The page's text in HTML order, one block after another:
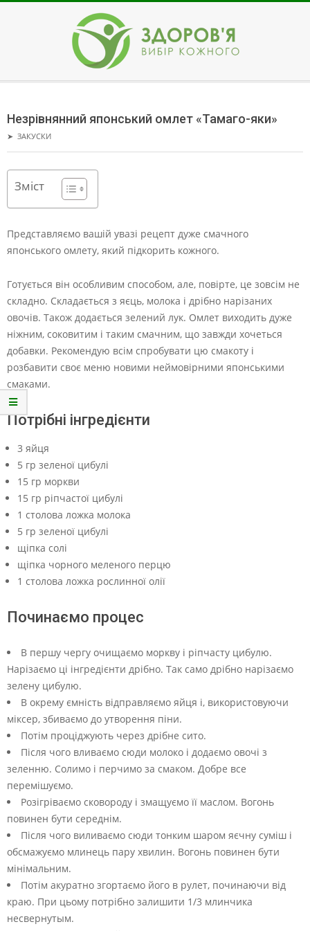
ЗДОРОВ'Я
Menu
Незрівнянний японський омлет «Тамаго-яки»
➤ ЗАКУСКИ
Зміст
Представляємо вашій увазі рецепт дуже смачного
японського омлету, який підкорить кожного.
Готується він особливим способом, але, повірте, це зовсім не
складно. Складається з яєць, молока і дрібно нарізаних
овочів. Також додається зелений лук. Омлет виходить дуже
ніжним, соковитим і таким смачним, що завжди хочеться
добавки. Рекомендую всім спробувати цю смакоту і
розбавити своє меню новими неймовірними японськими
смаками.
Потрібні інгредієнти
3 яйця
5 гр зеленої цибулі
15 гр моркви
15 гр ріпчастої цибулі
1 столова ложка молока
5 гр зеленої цибулі
щіпка солі
щіпка чорного меленого перцю
1 столова ложка рослинної олії
Починаємо процес
В першу чергу очищаємо моркву і ріпчасту цибулю.
Нарізаємо ці інгредієнти дрібно. Так само дрібно нарізаємо
зелену цибулю.
В окрему ємність відправляємо яйця і, використовуючи
міксер, збиваємо до утворення піни.
Потім проціджують через дрібне сито.
Після чого вливаємо сюди молоко і додаємо овочі з
зеленню. Солимо і перчимо за смаком. Добре все
перемішуємо.
Розігріваємо сковороду і змащуємо її маслом. Вогонь
повинен бути середнім.
Після чого виливаємо сюди тонким шаром яєчну суміш і
обсмажуємо млинець пару хвилин. Вогонь повинен бути
мінімальним.
Потім акуратно згортаємо його в рулет, починаючи від
краю. При цьому потрібно залишити 1/3 млинчика
несвернутым.